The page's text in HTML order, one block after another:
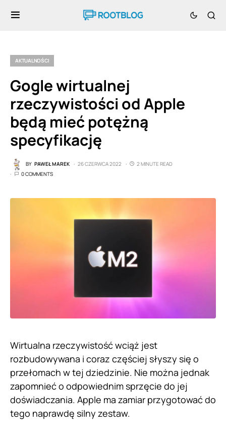
AKTUALNOŚCI
Gogle wirtualnej
rzeczywistości od Apple
będą mieć potężną
specyfikację
BY PAWEŁ MAREK 26 CZERWCA 2022
2 MINUTE READ
0 COMMENTS
Wirtualna rzeczywistość wciąż jest
rozbudowywana i coraz częściej słyszy się o
przełomach w tej dziedzinie. Nie można jednak
zapomnieć o odpowiednim sprzęcie do jej
doświadczania. Apple ma zamiar przygotować do
tego naprawdę silny zestaw.